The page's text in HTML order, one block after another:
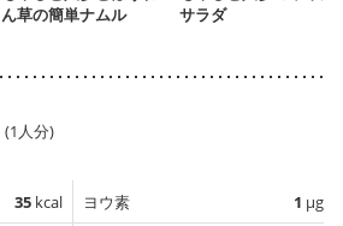
ん草の簡単ナムル
サラダ
(1人分)
35 kcal
ヨウ素 1 µg